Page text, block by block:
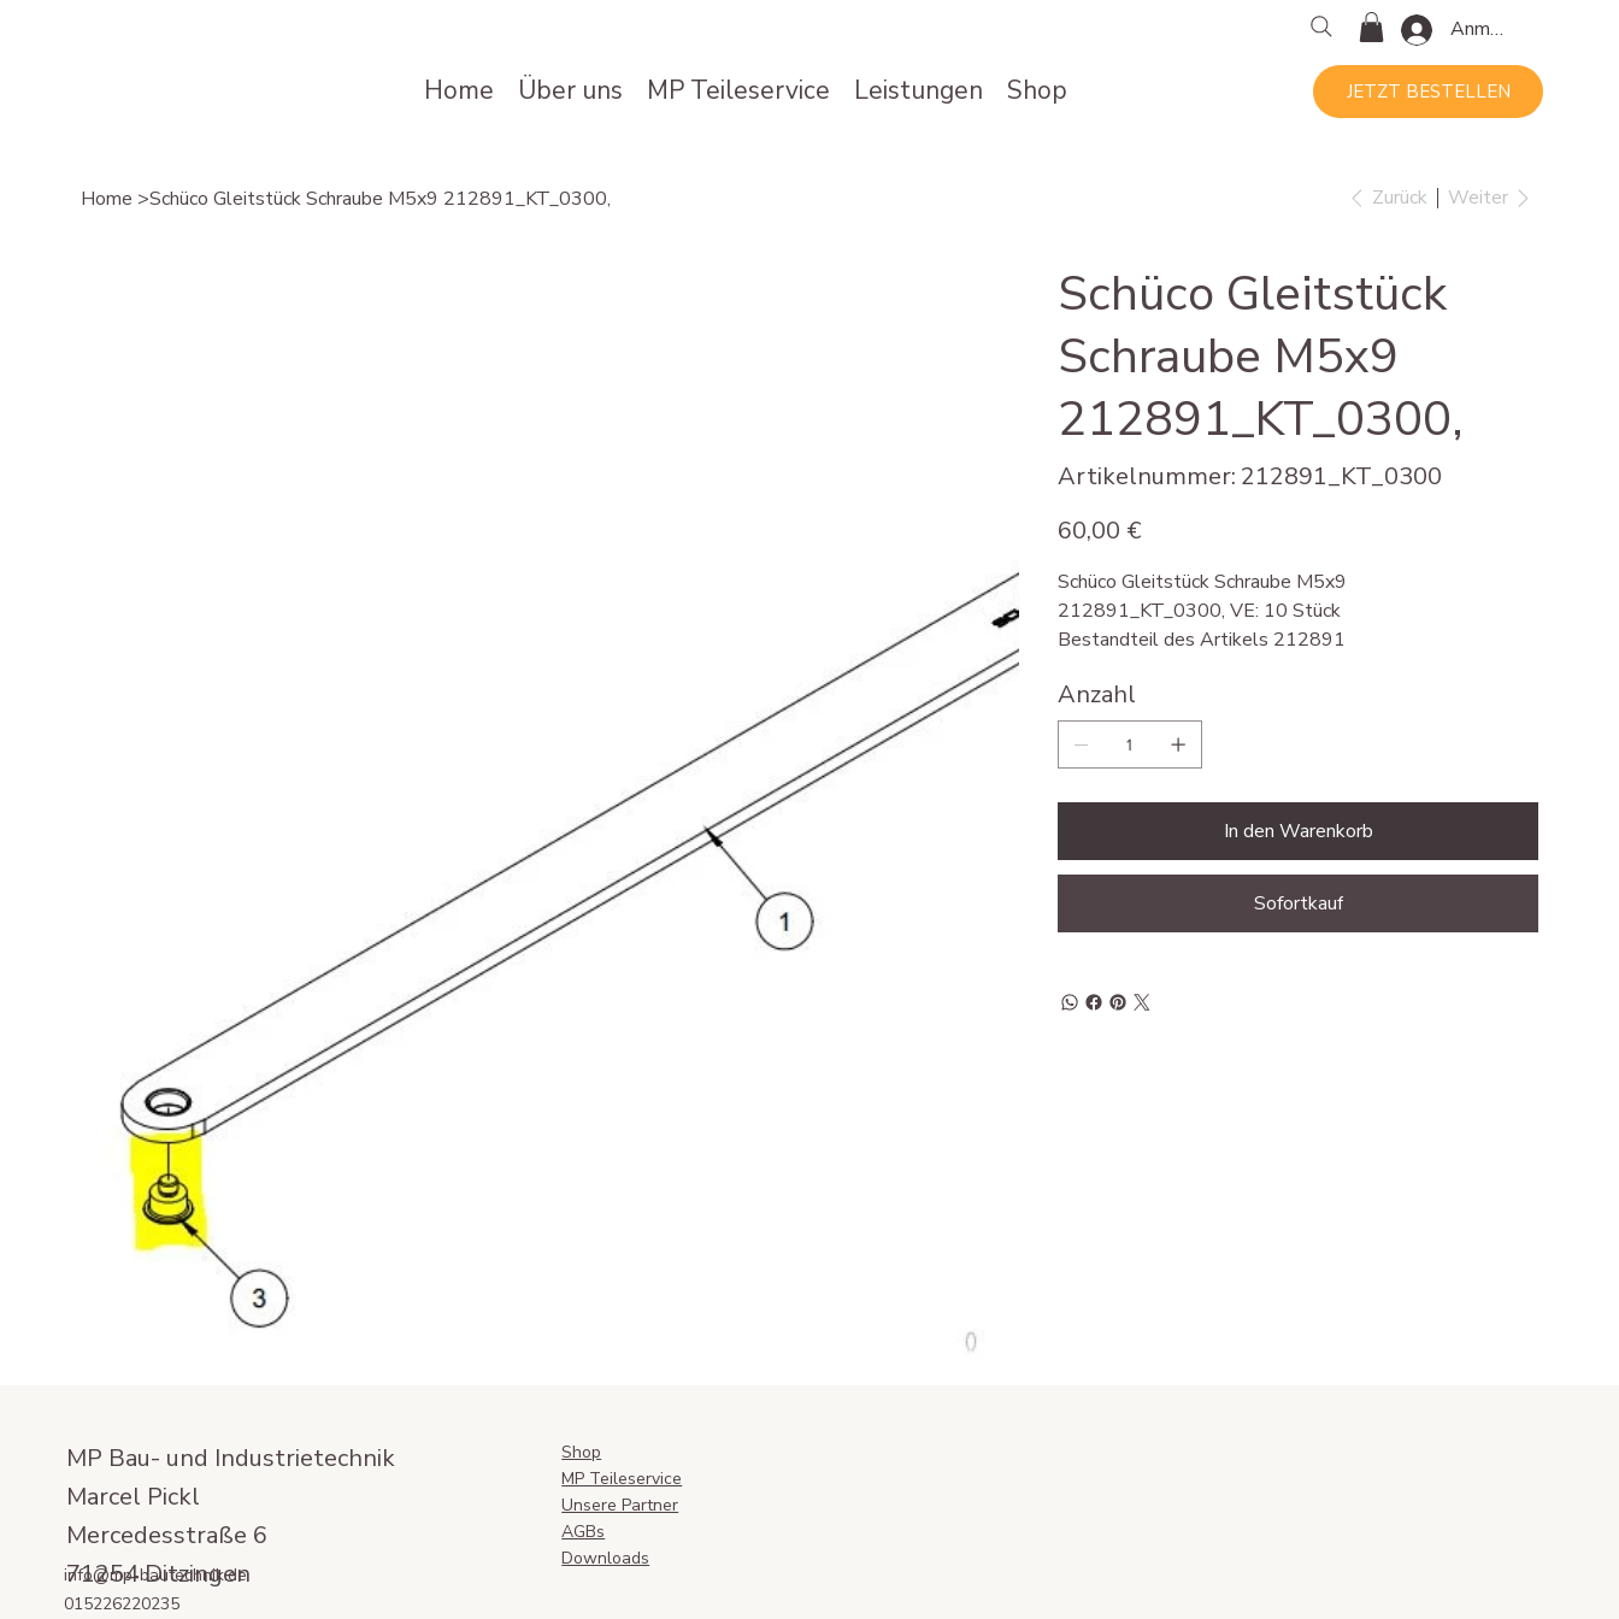
Home Über uns MP Teileservice Leistungen Shop JETZT BESTELLEN
Anmelden
Home >Schüco Gleitstück Schraube M5x9 212891_KT_0300, Zurück Weiter
Schüco Gleitstück
Schraube M5x9
212891_KT_0300,
Artikelnummer:
Artikelnummer:
212891_KT_0300
212891_KT_0300
60,00 €
Schüco Gleitstück Schraube M5x9
212891_KT_0300, VE: 10 Stück
Bestandteil des Artikels 212891
Anzahl
In den Warenkorb
Sofortkauf
MP Bau- und Industrietechnik
Marcel Pickl
Mercedesstraße 6
71254 Ditzingen
info@mp-bautechnik.de
015226220235
Shop
MP Teileservice
Unsere Partner
AGBs
Downloads